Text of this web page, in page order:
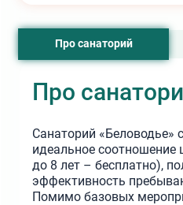
Про санаторий
Про
Санаторий «Беловодье»
идеальное соотношение
до 8 лет – бесплатно),
эффективность
Помимо базовых